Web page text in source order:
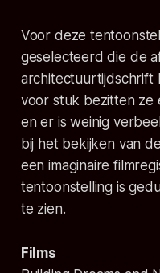
Voor deze
geselecteerd die de
architectuurtijdschrift
voor stuk bezitten ze
en er is weinig
bij het bekijken van
een imaginaire
tentoonstelling is
te zien.
Films